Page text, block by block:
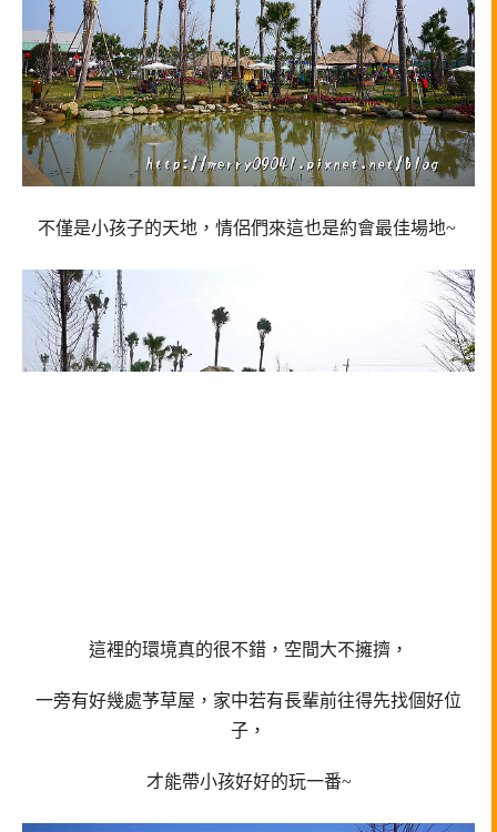
不僅是小孩子的天地，情侶們來這也是約會最佳場地~
這裡的環境真的很不錯，空間大不擁擠，
一旁有好幾處芧草屋，家中若有長輩前往得先找個好位
子，
才能帶小孩好好的玩一番~